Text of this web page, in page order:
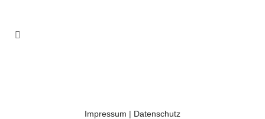
Impressum | Datenschutz